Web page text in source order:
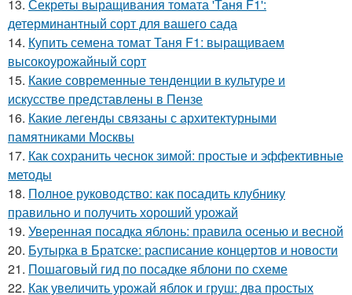
13. Секреты выращивания томата 'Таня F1':
детерминантный сорт для вашего сада
14. Купить семена томат Таня F1: выращиваем
высокоурожайный сорт
15. Какие современные тенденции в культуре и
искусстве представлены в Пензе
16. Какие легенды связаны с архитектурными
памятниками Москвы
17. Как сохранить чеснок зимой: простые и эффективные
методы
18. Полное руководство: как посадить клубнику
правильно и получить хороший урожай
19. Уверенная посадка яблонь: правила осенью и весной
20. Бутырка в Братске: расписание концертов и новости
21. Пошаговый гид по посадке яблони по схеме
22. Как увеличить урожай яблок и груш: два простых